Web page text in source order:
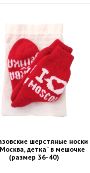
шерстяные носки
детка" в мешочке
(размер 36-40)